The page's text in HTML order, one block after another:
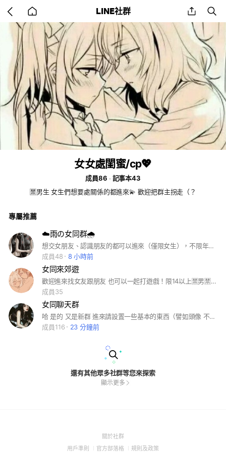
back
to
home
LINE社群 share
女女處閨蜜/cp💖
成員86
記事本43
🈲男生 女生們想要處關係的都進來💫 歡迎把群主拐走（？
專屬推薦
☁️雨の女同群🌧️
想交女朋友、認識朋友的都可以進來（僅限女生），不限年齡，但進來要語音認證#女同#交朋友#聊天
成員48
8 小時前
女同來郊遊
歡迎進來找女友跟朋友 也可以一起打遊戲！限14以上🈲男🈲吵架
成員35
女同聊天群
哈 是的 又是新群 進來請設置一些基本的東西（譬如頭像 不要系統頭貼 太裸露的都可以）不然一律拒絕 男生勿入謝謝 進來請去填單 （不限年齡 但太大的先不要）要玩門就不要進來 進來必須語音驗證
成員116
23 分鐘前
還有其他眾多社群等您來探索
顯示更多
關於社群(Open
用戶準則 (Open
官方部落格 (Open
規則及政策(Open